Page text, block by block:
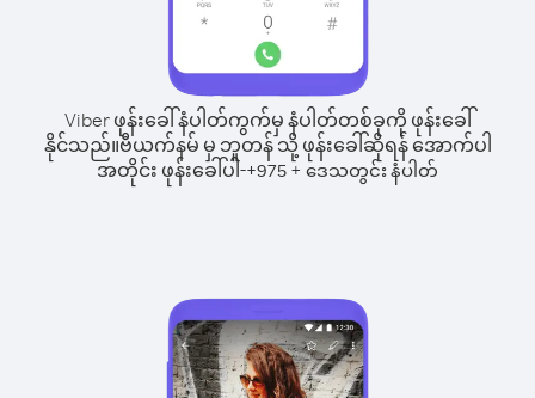
Viber ဖုန်းခေါ်နံပါတ်ကွက်မှ နံပါတ်တစ်ခုကို ဖုန်းခေါ်
နိုင်သည်။ဗီယက်နမ် မှ ဘူတန် သို့ ဖုန်းခေါ်ဆိုရန် အောက်ပါ
အတိုင်း ဖုန်းခေါ်ပါ-+975 + ဒေသတွင်း နံပါတ်